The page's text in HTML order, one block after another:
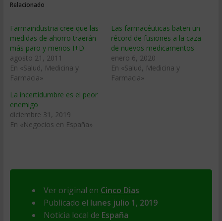
Relacionado
Farmaindustria cree que las
medidas de ahorro traerán
más paro y menos I+D
agosto 21, 2011
En «Salud, Medicina y
Farmacia»
Las farmacéuticas baten un
récord de fusiones a la caza
de nuevos medicamentos
enero 6, 2020
En «Salud, Medicina y
Farmacia»
La incertidumbre es el peor
enemigo
diciembre 31, 2019
En «Negocios en España»
Ver original en Cinco Dias
Publicado el lunes julio 1, 2019
Noticia local de España